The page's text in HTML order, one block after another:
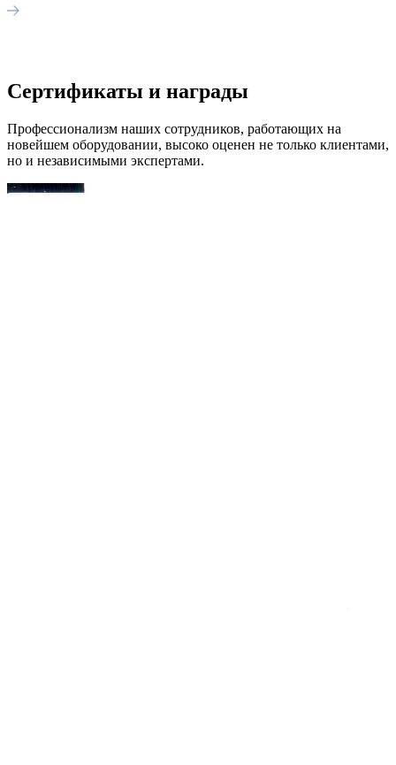
Сертификаты и награды
Профессионализм наших сотрудников, работающих на
новейшем оборудовании, высоко оценен не только клиентами,
но и независимыми экспертами.